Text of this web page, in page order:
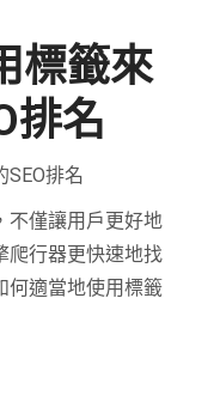
標籤來
排名
排名
不僅讓用戶更好地
爬行器更快速地找
何適當地使用標籤